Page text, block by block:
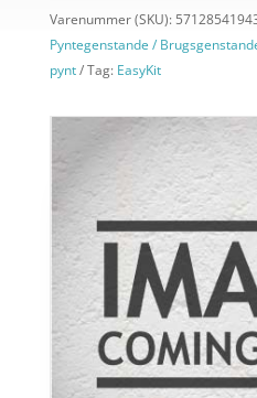
Varenummer (SKU):
Pyntegenstande /
pynt
Tag: EasyKit